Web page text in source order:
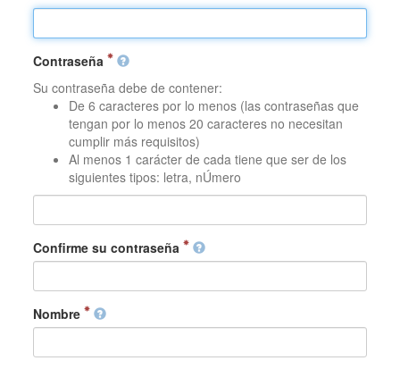
Contraseña
Su contraseña debe de contener:
De 6 caracteres por lo menos (las contraseñas que
tengan por lo menos 20 caracteres no necesitan
cumplir más requisitos)
Al menos 1 carácter de cada tiene que ser de los
siguientes tipos: letra, nÚmero
Confirme su contraseña
Nombre